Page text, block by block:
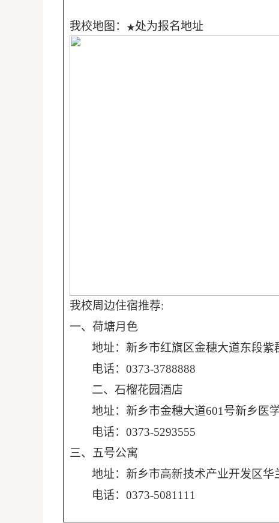
我校地图： ★处为报名地址
我校周边住宿推荐:
一、荷塘月色
地址： 新乡市红旗区金穗大道东段紫
电话： 0373-3788888
二、石榴花园酒店
地址：新乡市金穗大道601 号新乡医
电话： 0373-5293555
三、五号公寓
地址：新乡市高新技术产业开发区
电话： 0373-5081111